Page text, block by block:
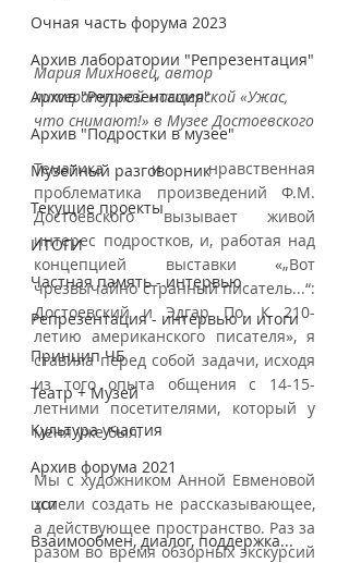
Очная часть форума 2023
Архив лаборатории "Репрезентация"
Архив "Репрезентация"
Архив "Подростки в музее"
Музейный разговорник
Текущие проекты
ИТОГИ
Частная память - интервью
Репрезентация - интервью и итоги
Принцип ЧБ
Театр + Музей
Культура участия
Архив форума 2021
цси
Взаимообмен, диалог, поддержка...
Мария Михновец, автор
литературной мастерской «Ужас,
что снимают!» в Музее Достоевского
Тематика и нравственная
проблематика произведений Ф.М.
Достоевского вызывает живой
интерес подростков, и, работая над
концепцией выставки «„Вот
чрезвычайно странный писатель...“:
Достоевский и Эдгар По. К 210-
летию американского писателя», я
ставила перед собой задачи, исходя
из того опыта общения с 14-15-
летними посетителями, который у
меня уже был.
Мы с художником Анной Евменовой
хотели создать не рассказывающее,
а действующее пространство. Раз за
разом во время обзорных экскурсий